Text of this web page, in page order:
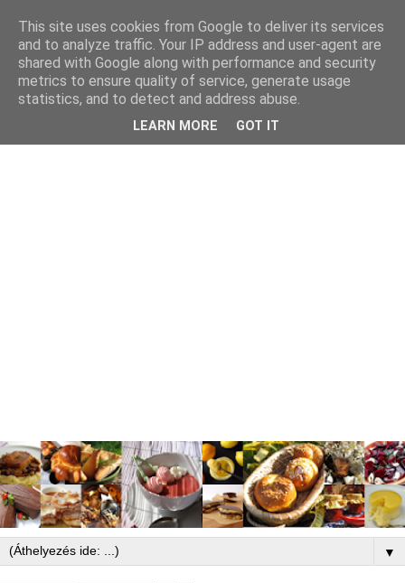
▼
This site uses cookies from Google to deliver its services
and to analyze traffic. Your IP address and user-agent are
shared with Google along with performance and security
metrics to ensure quality of service, generate usage
statistics, and to detect and address abuse.
LEARN MORE GOT IT